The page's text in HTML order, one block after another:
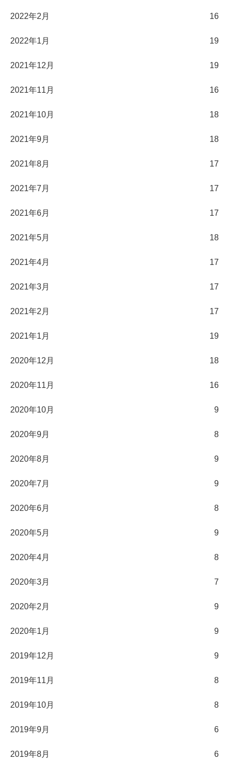
2022年2月 16
2022年1月 19
2021年12月 19
2021年11月 16
2021年10月 18
2021年9月 18
2021年8月 17
2021年7月 17
2021年6月 17
2021年5月 18
2021年4月 17
2021年3月 17
2021年2月 17
2021年1月 19
2020年12月 18
2020年11月 16
2020年10月 9
2020年9月 8
2020年8月 9
2020年7月 9
2020年6月 8
2020年5月 9
2020年4月 8
2020年3月 7
2020年2月 9
2020年1月 9
2019年12月 9
2019年11月 8
2019年10月 8
2019年9月 6
2019年8月 6